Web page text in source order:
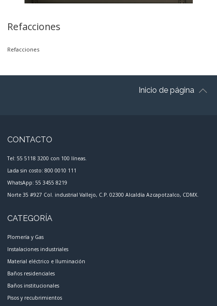
Refacciones
Refacciones
Inicio de página
CONTACTO
Tel: 55 5118 3200 con 100 líneas.
Lada sin costo: 800 0010 111
WhatsApp: 55 3455 8219
Norte 35 #927 Col. industrial Vallejo, C.P. 02300 Alcaldía Azcapotzalco, CDMX.
CATEGORÍA
Plomería y Gas
Instalaciones industriales
Material eléctrico e Iluminación
Baños residenciales
Baños institucionales
Pisos y recubrimientos